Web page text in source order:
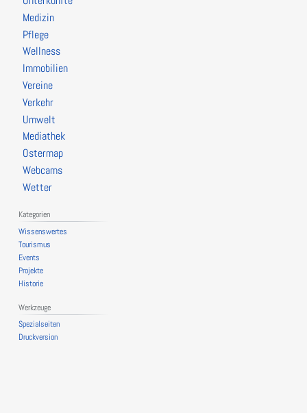
Medizin
Pflege
Wellness
Immobilien
Vereine
Verkehr
Umwelt
Mediathek
Ostermap
Webcams
Wetter
Kategorien
Wissenswertes
Tourismus
Events
Projekte
Historie
Werkzeuge
Spezialseiten
Druckversion